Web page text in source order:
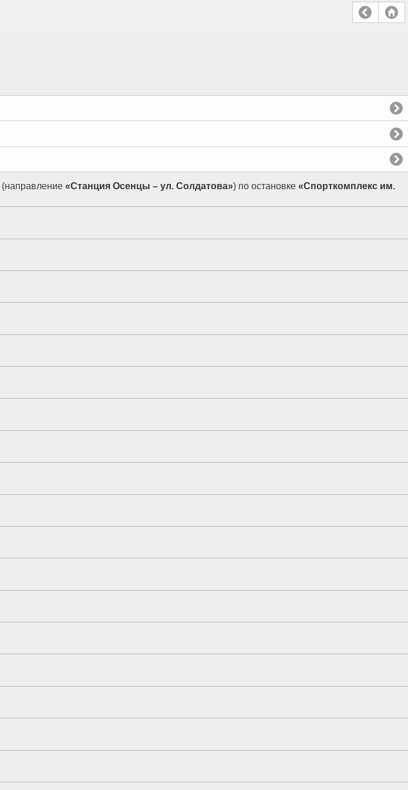
(направление «Станция Осенцы – ул. Солдатова») по остановке «Спорткомплекс им.